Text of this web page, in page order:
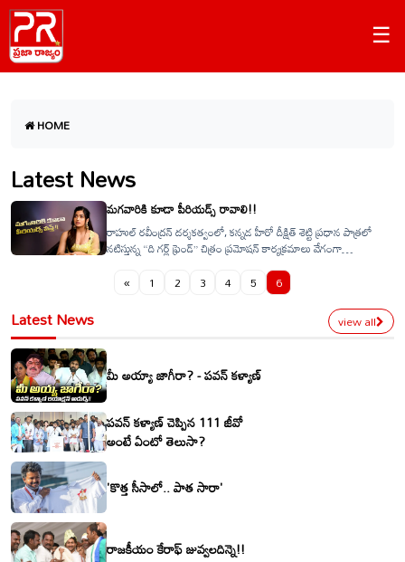
☰
HOME
Latest News
మగవారికి కూడా పీరియడ్స్ రావాలి!!
రాహుల్ రవీంద్రన్ దర్శకత్వంలో, కన్నడ హీరో దీక్షిత్ శెట్టి ప్రధాన పాత్రలో
నటిస్తున్న “ది గర్ల్ ఫ్రెండ్” చిత్రం ప్రమోషన్ కార్యక్రమాలు వేగంగా
జరుగుతున్నాయి. ఈ నేపథ్యంలో నేషనల్ క్రష్ రష్మిక మందన్న ఇటీవల
జగపతిబాబు హోస్ట్‌గా వ్యవహరిస్తున్న “జయమ్ము నిశ్చయమ్మురా” షోలో
« 1 2 3 4 5 6
Latest News view all
మీ అయ్యా జాగీరా? - పవన్ కళ్యాణ్
పవన్ కళ్యాణ్ చెప్పిన 111 జీవో
అంటే ఏంటో తెలుసా?
'కొత్త సీసాలో.. పాత సారా'
రాజకీయం కేరాఫ్ జువ్వలదిన్నె!!